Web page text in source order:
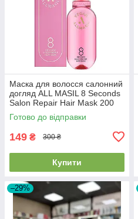
Маска для волосся салонний
догляд ALL MASIL 8 Seconds
Salon Repair Hair Mask 200
мл 2026/07/21
Готово до відправки
149 ₴ 300 ₴
Купити
–29%